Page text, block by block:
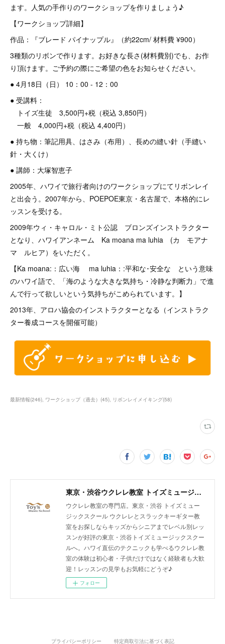
ます。人気の手作りのワークショップを作りましょう♪
【ワークショップ詳細】
作品：『ブレード パイナップル』（約22cm/ 材料費 ¥900）
3種類のリボンで作ります。お好きな長さ(材料費別)でも、お作
り頂けます。ご予約の際にご希望の色をお知らせください。
● 4月18日（日） 10：00 - 12：00
● 受講料：
トイズ生徒 3,500円+税（税込 3,850円）
一般 4,000円+税（税込 4,400円）
● 持ち物：筆記用具、はさみ（布用）、長めの縫い針（手縫い
針・大くけ）
● 講師：大塚智恵子
2005年、ハワイで旅行者向けのワークショップにてリボンレイ
と出会う。2007年から、POEPOE東京・名古屋で、本格的にレ
ッスンを受ける。
2009年ウィ・キャロル・ミト公認 ブロンズインストラクター
となり、ハワイアンネーム Ka moana ma luhia (カ モアナ
マ ルヒア）をいただく。
【Ka moana:：広い海 ma luhia：:平和な･安全な という意味
のハワイ語で、「海のような大きな気持ち・冷静な判断力」で進
んで行って欲しいという気持ちがこめられています。】
2013年、アロハ協会のインストラクターとなる（インストラク
ター養成コースを開催可能）
最新情報(246) ワークショップ（過去） (45) リボンレイメイキング(58)
東京・渋谷ウクレレ教室 トイズミュージックスクール｜体験レッスン実施中！
ウクレレ教室の専門店。東京・渋谷 トイズミュー
ジックスクール ウクレレとスラックキーギター教
室をお探しならキッズからシニアまでレベル別レッ
スンが好評の東京・渋谷トイズミュージックスクー
ルへ。ハワイ直伝のテクニックも学べるウクレレ教
室の体験は初心者・子供だけではなく経験者も大歓
迎！レッスンの見学もお気軽にどうぞ♪
フォロー
プライバシーポリシー 特定商取引法に基づく表記